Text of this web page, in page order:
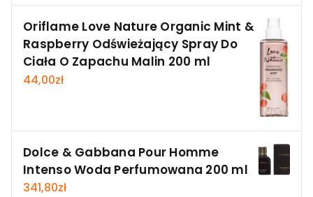
Oriflame Love Nature Organic Mint &
Raspberry Odświeżający Spray Do
Ciała O Zapachu Malin 200 ml
44,00zł
Dolce & Gabbana Pour Homme
Intenso Woda Perfumowana 200 ml
341,80zł